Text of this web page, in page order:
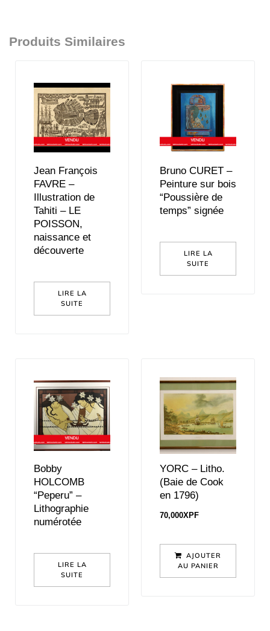
Produits Similaires
Jean François
FAVRE –
Illustration de
Tahiti – LE
POISSON,
naissance et
découverte
LIRE LA
SUITE
Bruno CURET –
Peinture sur bois
“Poussière de
temps” signée
LIRE LA
SUITE
Bobby
HOLCOMB
“Peperu” –
Lithographie
numérotée
LIRE LA
SUITE
YORC – Litho.
(Baie de Cook
en 1796)
70,000XPF
AJOUTER
AU PANIER